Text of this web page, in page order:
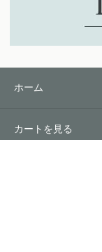
ホーム
カートを見る